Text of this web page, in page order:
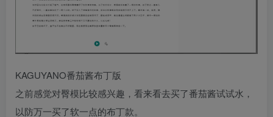
KAGUYANO番茄酱布丁版
之前感觉对臀模比较感兴趣，看来看去买了番茄酱试试水，
以防万一买了软一点的布丁款。